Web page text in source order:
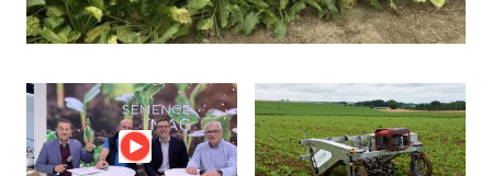
Plus
Abonnez-vous